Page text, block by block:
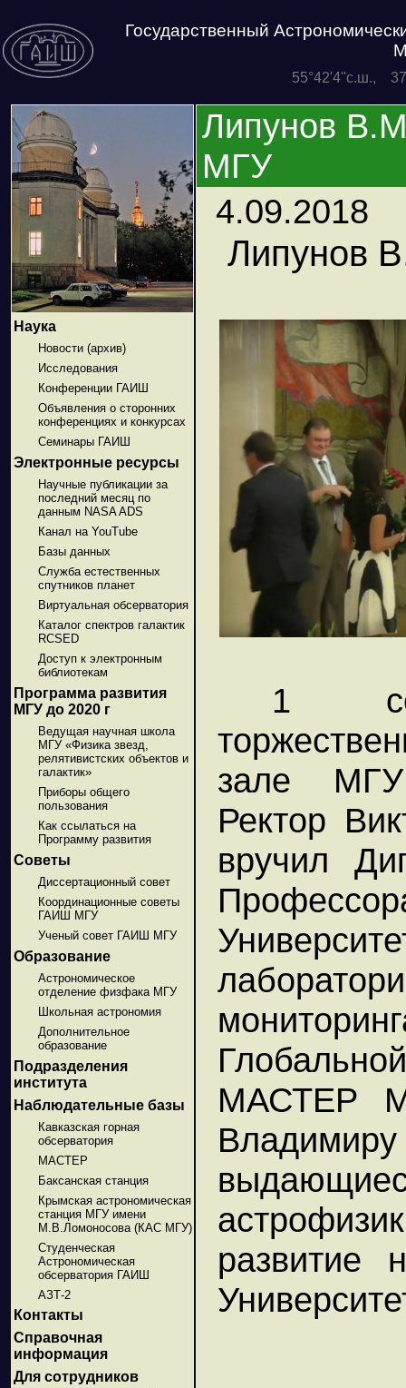
Государственный
55°42'4''с.ш.,
Наука
Новости (архив)
Исследования
Конференции ГАИШ
Объявления о сторонних
конференциях и конкурсах
Семинары ГАИШ
Электронные ресурсы
Научные публикации за
последний месяц по
данным NASA ADS
Канал на YouTube
Базы данных
Служба естественных
спутников планет
Виртуальная обсерватория
Каталог спектров галактик
RCSED
Доступ к электронным
библиотекам
Программа развития
МГУ до 2020 г
Ведущая научная школа
МГУ «Физика звезд,
релятивистских объектов и
галактик»
Приборы общего
пользования
Как ссылаться на
Программу развития
Советы
Диссертационный совет
Координационные советы
ГАИШ МГУ
Ученый совет ГАИШ МГУ
Образование
Астрономическое
отделение физфака МГУ
Школьная астрономия
Дополнительное
образование
Подразделения
института
Наблюдательные базы
Кавказская горная
обсерватория
МАСТЕР
Баксанская станция
Крымская астрономическая
станция МГУ имени
М.В.Ломоносова (КАС МГУ)
Студенческая
Астрономическая
обсерватория ГАИШ
АЗТ-2
Контакты
Справочная
информация
Для сотрудников
Липунов
МГУ
4.09.2018
Липунов
1
зале
Ректор
вручил
МАСТЕР
развитие